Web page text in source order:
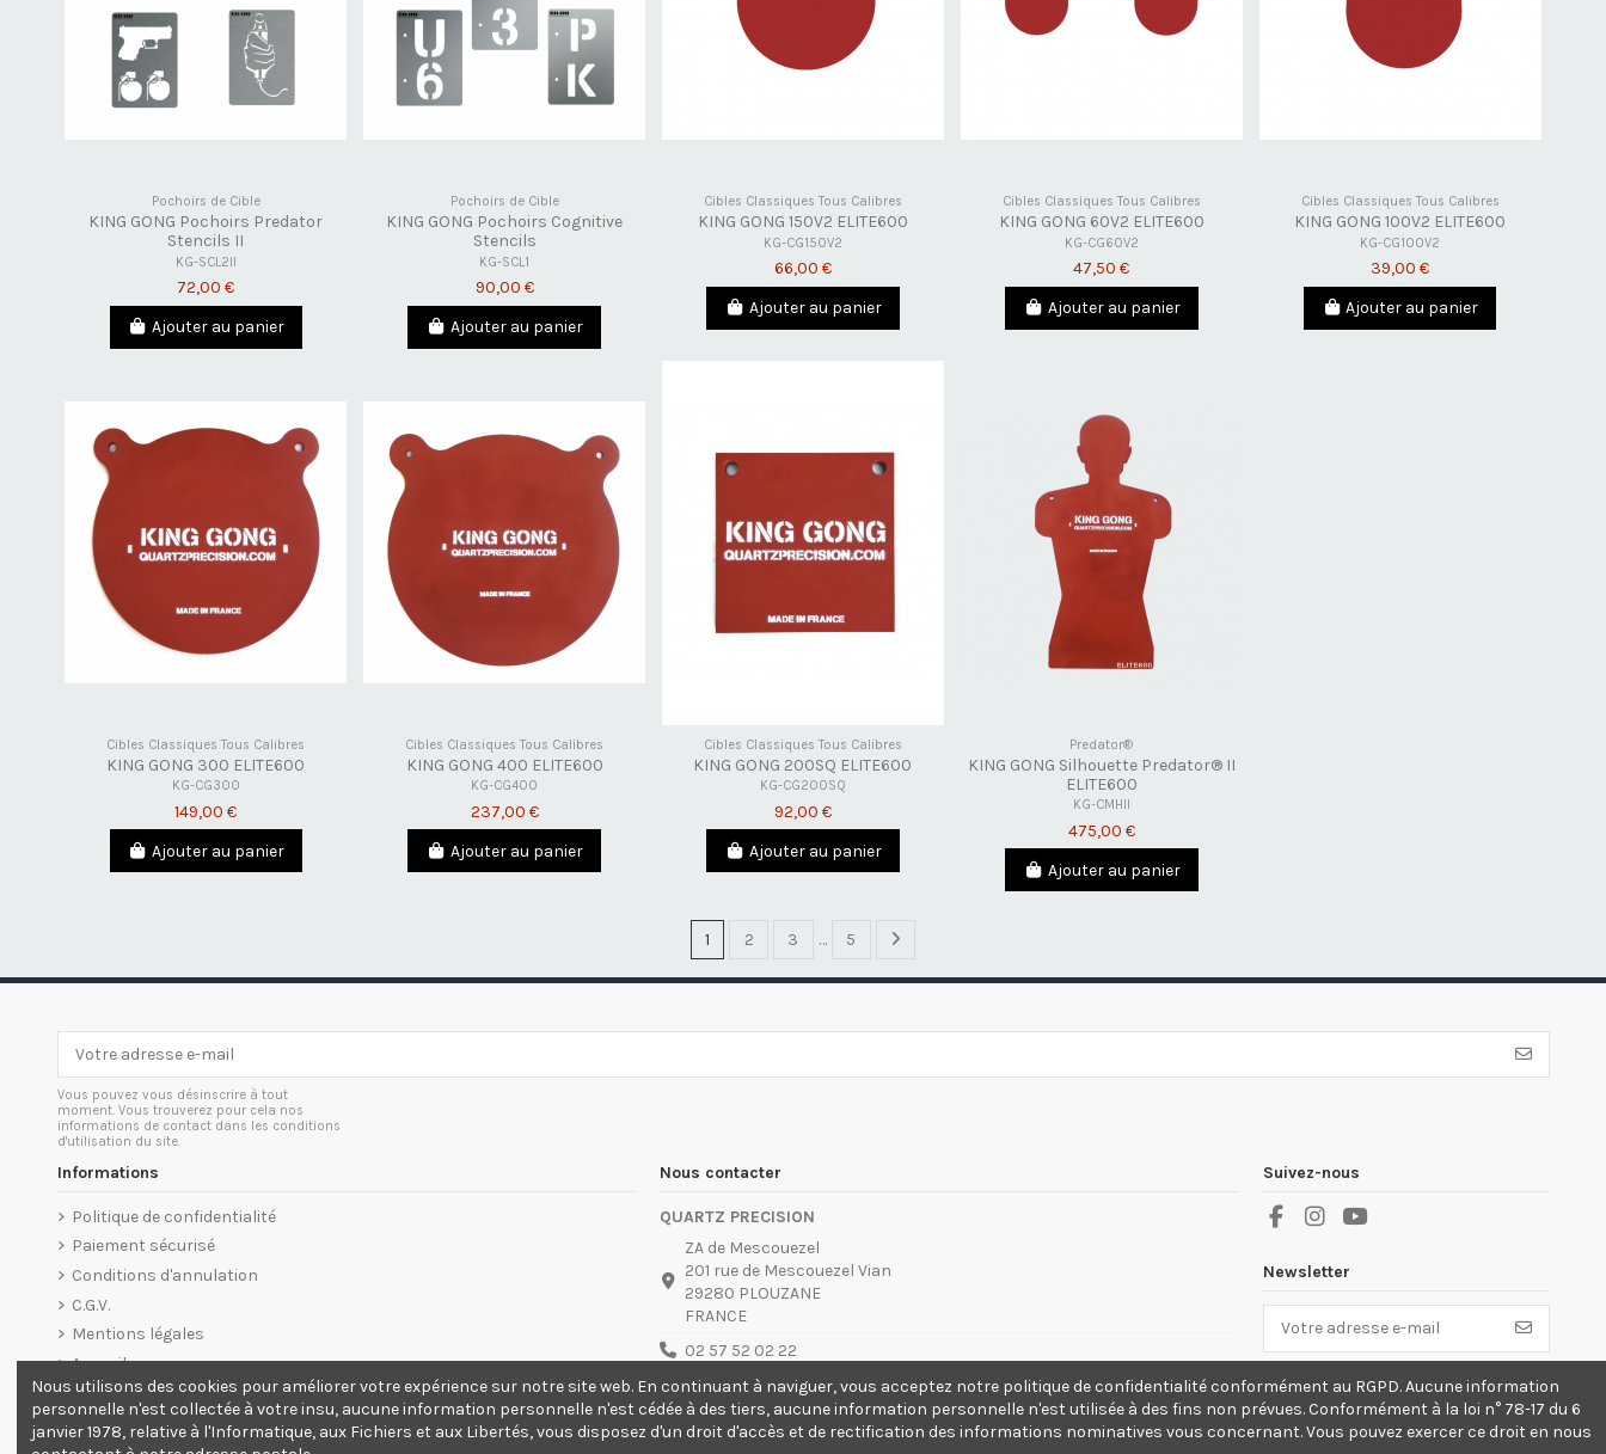
Pochoirs de Cible
KING GONG Pochoirs Predator
Stencils II
KG-SCL2II
72,00 €
Ajouter au panier
Pochoirs de Cible
KING GONG Pochoirs Cognitive
Stencils
KG-SCL1
90,00 €
Ajouter au panier
Cibles Classiques Tous Calibres
KING GONG 150V2 ELITE600
KG-CG150V2
66,00 €
Ajouter au panier
Cibles Classiques Tous Calibres
KING GONG 60V2 ELITE600
KG-CG60V2
47,50 €
Ajouter au panier
Cibles Classiques Tous Calibres
KING GONG 100V2 ELITE600
KG-CG100V2
39,00 €
Ajouter au panier
Cibles Classiques Tous Calibres
KING GONG 300 ELITE600
KG-CG300
149,00 €
Ajouter au panier
Cibles Classiques Tous Calibres
KING GONG 400 ELITE600
KG-CG400
237,00 €
Ajouter au panier
Cibles Classiques Tous Calibres
KING GONG 200SQ ELITE600
KG-CG200SQ
92,00 €
Ajouter au panier
Predator®
KING GONG Silhouette Predator® II
ELITE600
KG-CMHII
475,00 €
Ajouter au panier
1 2 3 … 5
Vous pouvez vous désinscrire à tout
moment. Vous trouverez pour cela nos
informations de contact dans les conditions
d'utilisation du site.
Informations
Politique de confidentialité
Paiement sécurisé
Conditions d'annulation
C.G.V.
Mentions légales
Accueil
Nous contacter
QUARTZ PRECISION
ZA de Mescouezel
201 rue de Mescouezel Vian
29280 PLOUZANE
FRANCE
02 57 52 02 22
contact@quartzprecision.com
Accèssur site sur rendez-vous uniquement.
Suivez-nous
Newsletter
moment. Vous trouverez pour cela nos
informations de contact dans les conditions
d'utilisation du site.
Nous utilisons des cookies pour améliorer votre expérience sur notre site web. En continuant à naviguer, vous acceptez notre politique de confidentialité conformément au RGPD. Aucune information
personnelle n'est collectée à votre insu, aucune information personnelle n'est cédée à des tiers, aucune information personnelle n'est utilisée à des fins non prévues. Conformément à la loi n° 78-17 du 6
janvier 1978, relative à l'Informatique, aux Fichiers et aux Libertés, vous disposez d'un droit d'accès et de rectification des informations nominatives vous concernant. Vous pouvez exercer ce droit en nous